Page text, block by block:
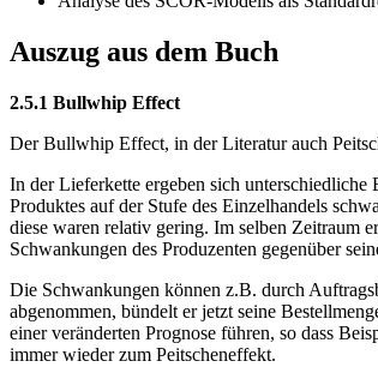
Auszug aus dem Buch
2.5.1 Bullwhip Effect
Der Bullwhip Effect, in der Literatur auch
In der Lieferkette ergeben sich
Produktes auf der Stufe des Einzelhandels
diese waren relativ gering. Im selben Zeitraum
Schwankungen des Produzenten gegenüber
Die Schwankungen können z.B. durch
abgenommen, bündelt er jetzt seine
einer veränderten Prognose führen, so dass
immer wieder zum Peitscheneffekt.